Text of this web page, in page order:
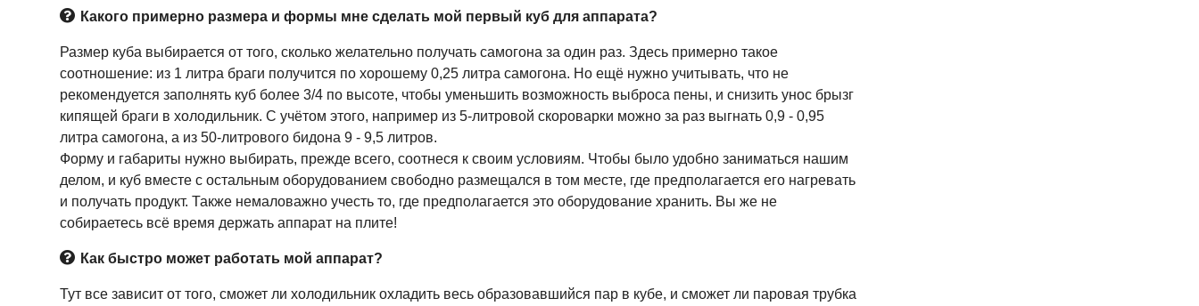
Какого примерно размера и формы мне сделать мой первый куб для аппарата?
Размер куба выбирается от того, сколько желательно получать самогона за один раз. Здесь примерно такое
соотношение: из 1 литра браги получится по хорошему 0,25 литра самогона. Но ещё нужно учитывать, что не
рекомендуется заполнять куб более 3/4 по высоте, чтобы уменьшить возможность выброса пены, и снизить унос брызг
кипящей браги в холодильник. С учётом этого, например из 5-литровой скороварки можно за раз выгнать 0,9 - 0,95
литра самогона, а из 50-литрового бидона 9 - 9,5 литров.
Форму и габариты нужно выбирать, прежде всего, соотнеся к своим условиям. Чтобы было удобно заниматься нашим
делом, и куб вместе с остальным оборудованием свободно размещался в том месте, где предполагается его нагревать
и получать продукт. Также немаловажно учесть то, где предполагается это оборудование хранить. Вы же не
собираетесь всё время держать аппарат на плите!
Как быстро может работать мой аппарат?
Тут все зависит от того, сможет ли холодильник охладить весь образовавшийся пар в кубе, и сможет ли паровая трубка